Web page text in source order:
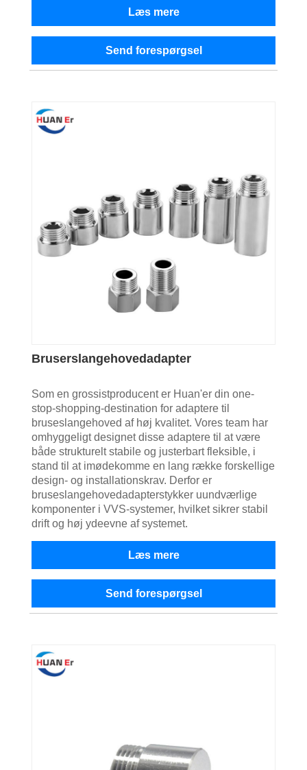
Læs mere
Send forespørgsel
Bruserslangehovedadapter
Som en grossistproducent er Huan'er din one-
stop-shopping-destination for adaptere til
bruseslangehoved af høj kvalitet. Vores team har
omhyggeligt designet disse adaptere til at være
både strukturelt stabile og justerbart fleksible, i
stand til at imødekomme en lang række forskellige
design- og installationskrav. Derfor er
bruseslangehovedadapterstykker uundværlige
komponenter i VVS-systemer, hvilket sikrer stabil
drift og høj ydeevne af systemet.
Læs mere
Send forespørgsel